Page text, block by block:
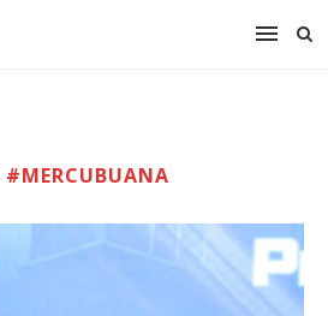
#MERCUBUANA